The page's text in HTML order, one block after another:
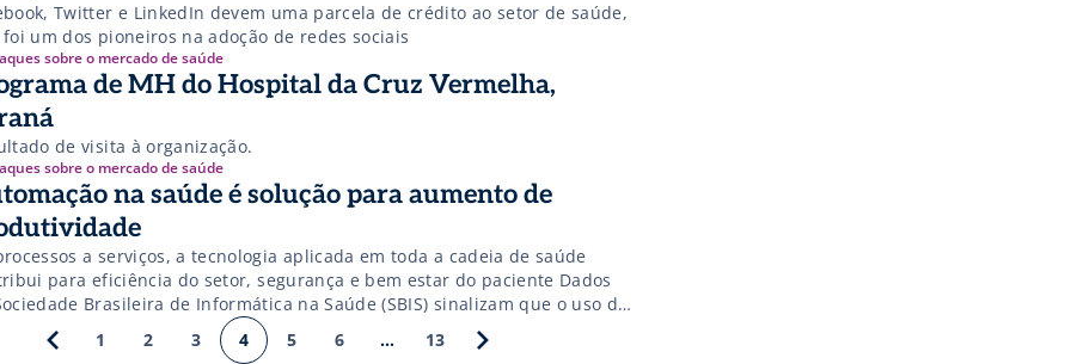
Twitter e LinkedIn devem uma parcela de crédito ao setor de saúde,
um dos pioneiros na adoção de redes sociais
sobre o mercado de saúde
de MH do Hospital da Cruz Vermelha,
de visita à organização.
sobre o mercado de saúde
na saúde é solução para aumento de
a serviços, a tecnologia aplicada em toda a cadeia de saúde
para eficiência do setor, segurança e bem estar do paciente Dados
Brasileira de Informática na Saúde (SBIS) sinalizam que o uso de
mais que dobrar nos hospitais até 2018. Além de investimentos, a
no setor envolve […]
1 2 3 4 5 6 … 13